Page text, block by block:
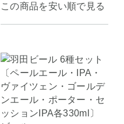
この商品を安い順で見る